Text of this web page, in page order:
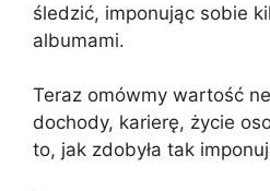
śledzić, imponując sobie
albumami.
Teraz omówmy wartość
dochody, karierę, życie
to, jak zdobyła tak